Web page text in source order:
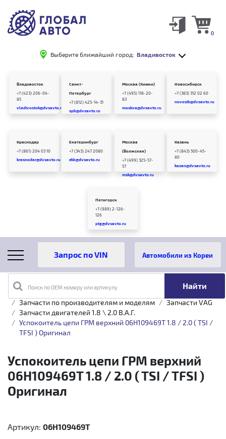
Выберите ближайший город: Владивосток
0
Владивосток
+7 (423) 206-04-
85
vladivostok@dvsavto.ru
Санкт-
Петербург
+7 (812) 425-14-31
spb@dvsavto.ru
Москва (Химки)
+7 (495) 118-20-
83
moskva@dvsavto.ru
Новосибирск
+7 (383) 312 02 60
novosib@dvsavto.ru
Краснодар
+7 (861) 204 03 10
krasnodar@dvsavto.ru
Екатеринбург
+7 (343) 247 2080
ekb@dvsavto.ru
Москва
(Волжская)
+7 (499) 325-57-
57
msk@dvsavto.ru
Казань
+7 (843) 500-45-
80
kazan@dvsavto.ru
Пятигорск
+7 (989) 2-126-
126
ptg@dvsavto.ru
Поиск по OEM номеру или артикулу
Автомобили из Кореи
Главная
Каталог товаров
Запчасти по производителям и моделям
Запчасти VAG
Запчасти двигателей 1.8 \ 2.0 B.A.Г.
Успокоитель цепи ГРМ верхний 06H109469T 1.8 / 2.0 ( TSI /
TFSI ) Оригинал
Успокоитель цепи ГРМ верхний
06H109469T 1.8 / 2.0 ( TSI / TFSI )
Оригинал
Артикул: 06H109469T